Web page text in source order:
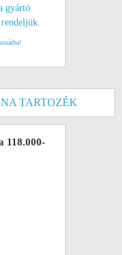
gyártó
TARTOZÉK
118.000-